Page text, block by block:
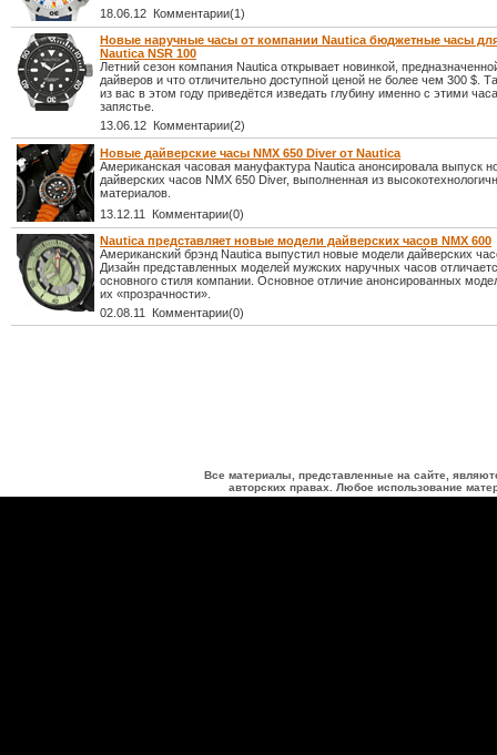
18.06.12 Комментарии(1)
Новые наручные часы от компании Nautica бюджетные часы
Nautica NSR 100
Летний сезон компания Nautica открывает новинкой,
дайверов и что отличительно доступной ценой не более чем 300 $.
из вас в этом году приведётся изведать глубину именно с этими
запястье.
13.06.12 Комментарии(2)
Новые дайверские часы NMX 650 Diver от Nautica
Американская часовая мануфактура Nautica анонсировала выпуск
дайверских часов NMX 650 Diver, выполненная из
материалов.
13.12.11 Комментарии(0)
Nautica представляет новые модели дайверских часов NMX 600
Американский брэнд Nautica выпустил новые модели дайверских
Дизайн представленных моделей мужских наручных часов
основного стиля компании. Основное отличие анонсированных
их «прозрачности».
02.08.11 Комментарии(0)
Все материалы, представленные на сайте,
авторских правах. Любое использование